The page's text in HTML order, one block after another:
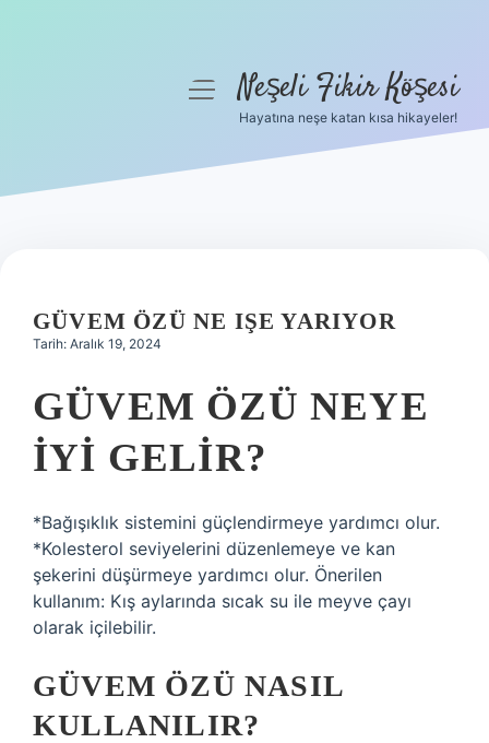
Hakkımızda
menüyüNeşeli Fikir Köşesi
Hayatına neşe katan kısa hikayeler!
GÜVEM ÖZÜ NE IŞE YARIYOR
Tarih: Aralık 19, 2024
GÜVEM ÖZÜ NEYE
IYI GELIR?
*Bağışıklık sistemini güçlendirmeye yardımcı olur.
*Kolesterol seviyelerini düzenlemeye ve kan
şekerini düşürmeye yardımcı olur. Önerilen
kullanım: Kış aylarında sıcak su ile meyve çayı
olarak içilebilir.
GÜVEM ÖZÜ NASIL
KULLANILIR?